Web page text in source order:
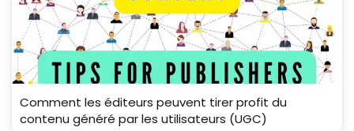
Comment les éditeurs peuvent tirer profit du
contenu généré par les utilisateurs (UGC)